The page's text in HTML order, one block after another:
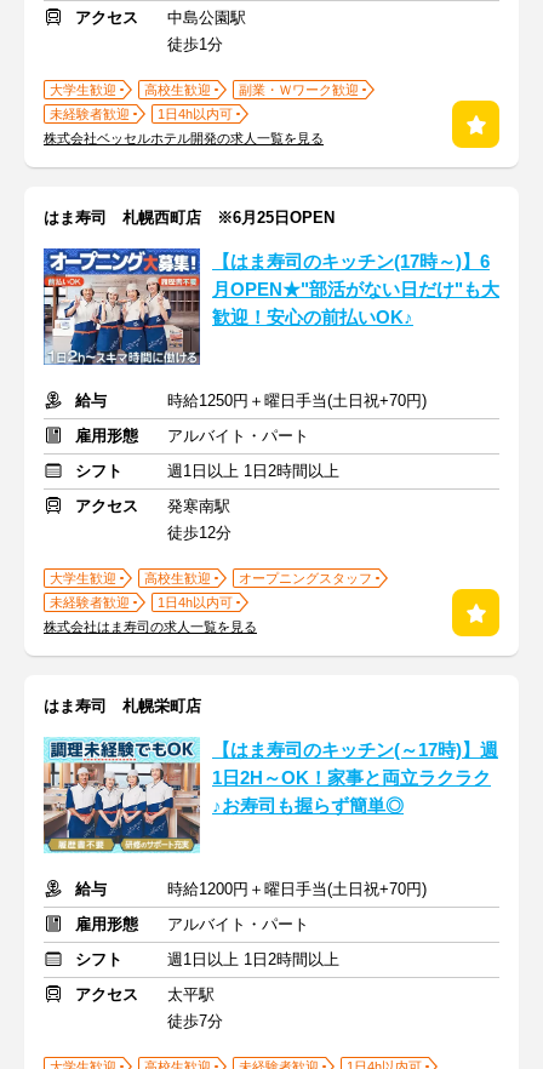
アクセス
中島公園駅
徒歩1分
大学生歓迎 高校生歓迎
副業・Ｗワーク歓迎
未経験者歓迎
1日4h以内可
株式会社ベッセルホテル開発の求人一覧を見る
はま寿司 札幌西町店 ※6月25日OPEN
【はま寿司のキッチン(17時～)】6
月OPEN★"部活がない日だけ"も大
歓迎！安心の前払いOK♪
給与
時給1250円＋曜日手当(土日祝+70円)
雇用形態
アルバイト・パート
シフト
週1日以上 1日2時間以上
アクセス
発寒南駅
徒歩12分
大学生歓迎 高校生歓迎
オープニングスタッフ
未経験者歓迎
1日4h以内可
株式会社はま寿司の求人一覧を見る
はま寿司 札幌栄町店
【はま寿司のキッチン(～17時)】週
1日2H～OK！家事と両立ラクラク
♪お寿司も握らず簡単◎
給与
時給1200円＋曜日手当(土日祝+70円)
雇用形態
アルバイト・パート
シフト
週1日以上 1日2時間以上
アクセス
太平駅
徒歩7分